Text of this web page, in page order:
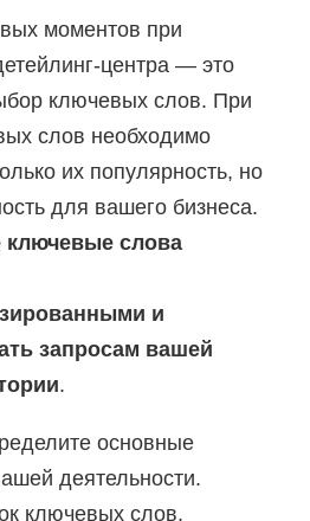
моментов при
центра — это
ключевых слов. При
слов необходимо
их популярность, но
для вашего бизнеса.
слова
и
запросам вашей
.
основные
деятельности.
ключевых слов,